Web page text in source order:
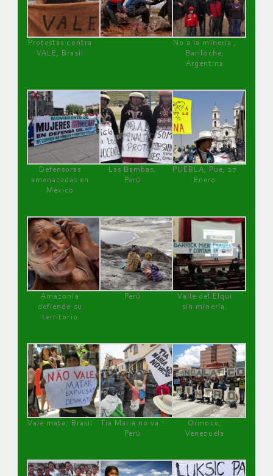
Protestas contra
VALE, Brasil
No a la minería ,
Bariloche,
Argentina
Defensoras
amenazadas en
México
Las Bambas,
Perú
PUEBLA, Pue, 27
Enero
Amazonía
defiende su
territorio
Perú
Valle del Elqui
sin minería.
Vale mata, Brasil
Tía María no va !
Perú
Orinoco,
Venezuela